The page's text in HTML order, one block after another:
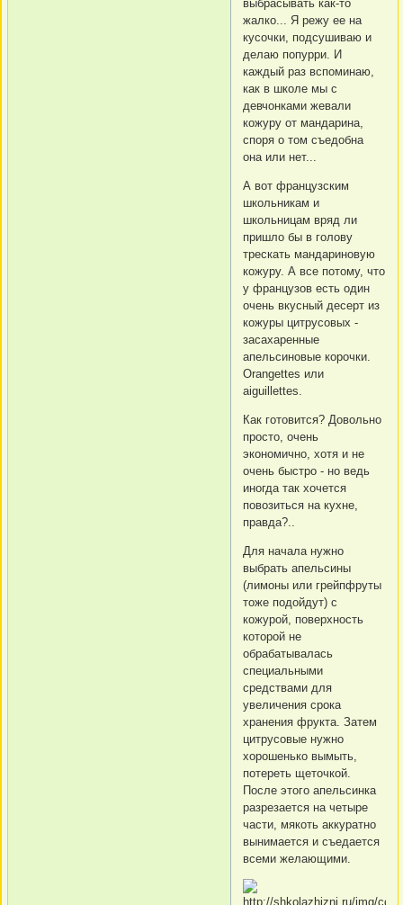
выбрасывать как-то
жалко... Я режу ее на
кусочки, подсушиваю и
делаю попурри. И
каждый раз вспоминаю,
как в школе мы с
девчонками жевали
кожуру от мандарина,
споря о том съедобна
она или нет...
А вот французским
школьникам и
школьницам вряд ли
пришло бы в голову
трескать мандариновую
кожуру. А все потому, что
у французов есть один
очень вкусный десерт из
кожуры цитрусовых -
засахаренные
апельсиновые корочки.
Orangettes или
aiguillettes.
Как готовится? Довольно
просто, очень
экономично, хотя и не
очень быстро - но ведь
иногда так хочется
повозиться на кухне,
правда?..
Для начала нужно
выбрать апельсины
(лимоны или грейпфруты
тоже подойдут) с
кожурой, поверхность
которой не
обрабатывалась
специальными
средствами для
увеличения срока
хранения фрукта. Затем
цитрусовые нужно
хорошенько вымыть,
потереть щеточкой.
После этого апельсинка
разрезается на четыре
части, мякоть аккуратно
вынимается и съедается
всеми желающими.